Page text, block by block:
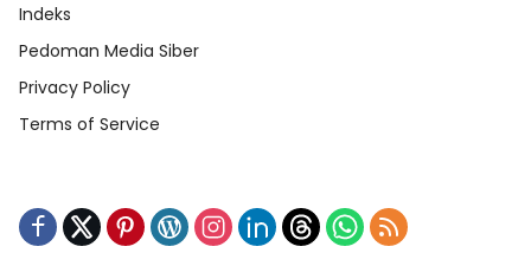
Indeks
Pedoman Media Siber
Privacy Policy
Terms of Service